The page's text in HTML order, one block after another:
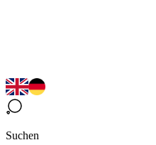
Suchen